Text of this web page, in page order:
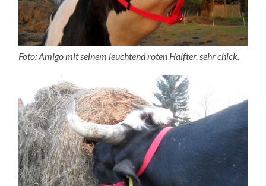
Foto: Amigo mit seinem leuchtend roten Halfter, sehr chick.